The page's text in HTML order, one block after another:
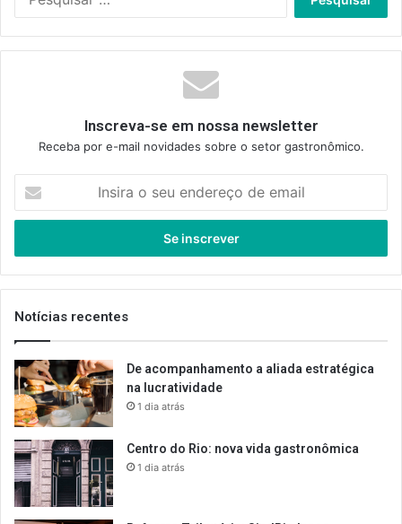
Inscreva-se em nossa newsletter
Receba por e-mail novidades sobre o setor gastronômico.
seu
de
email
Notícias recentes
De acompanhamento a aliada estratégica
na lucratividade
1 dia atrás
Centro do Rio: nova vida gastronômica
1 dia atrás